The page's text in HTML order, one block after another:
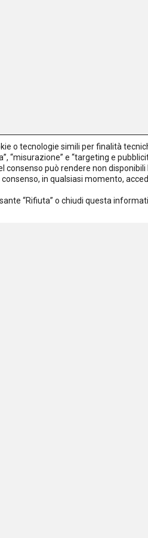
o tecnologie simili per finalità
“misurazione” e “targeting e
consenso può rendere non
in qualsiasi momento,
“Rifiuta” o chiudi questa